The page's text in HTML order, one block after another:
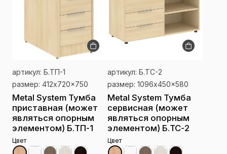
артикул: Б.ТП-1
размер: 412x720x750
Metal System Тумба
приставная (может
являться опорным
элементом) Б.ТП-1
Цвет
артикул: Б.ТС-2
размер: 1096x450x580
Metal System Тумба
сервисная (может
являться опорным
элементом) Б.ТС-2
Цвет